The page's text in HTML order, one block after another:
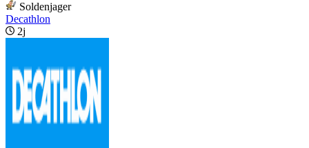
Soldenjager
Decathlon
2j